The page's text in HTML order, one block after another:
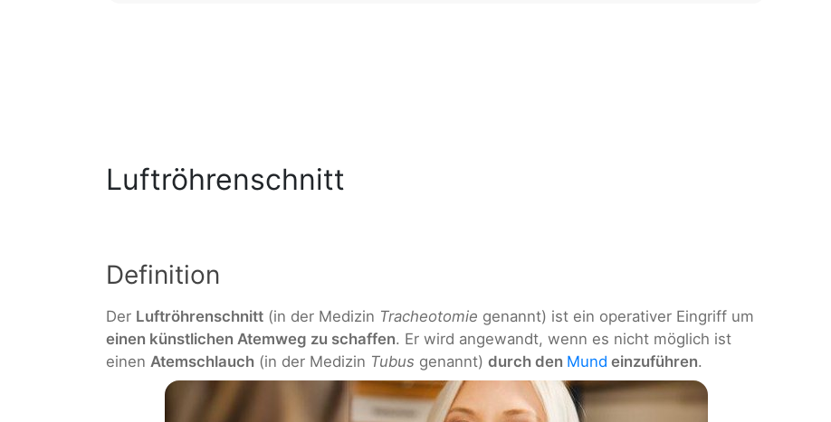
Luftröhrenschnitt
Definition
Der Luftröhrenschnitt (in der Medizin Tracheotomie genannt) ist ein operativer Eingriff um
einen künstlichen Atemweg zu schaffen. Er wird angewandt, wenn es nicht möglich ist
einen Atemschlauch (in der Medizin Tubus genannt) durch den Mund einzuführen.